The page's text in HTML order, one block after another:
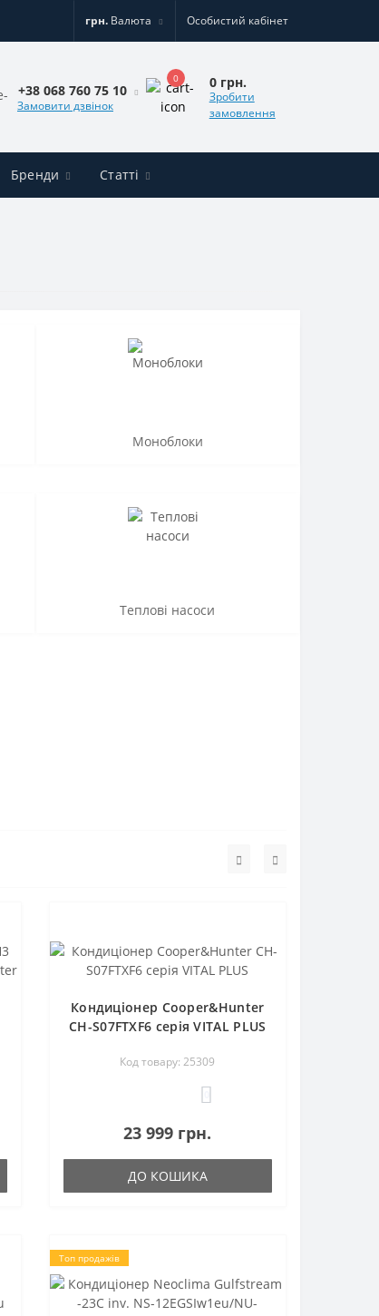
грн. Валюта Особистий кабінет
+38 068 760 75 10
Замовити дзвінок
0 0 грн.
Зробити
замовлення
Бренди Статті
Моноблоки
Теплові насоси
Кондиціонер Cooper&Hunter
CH-S07FTXF6 серія VITAL PLUS
Код товару: 25309
23 999 грн.
ДО КОШИКА
Топ продажів